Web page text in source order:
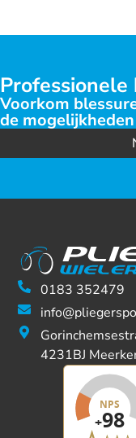
Voorkom
de
0183 352479
4231BJ